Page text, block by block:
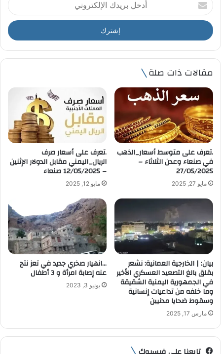
د
خ
ل
ر
د
ا
ل
إ
ل
ك
ر
و
ي
مقالات ذات صلة
.تعرف على متوسط أسعار_الذهب
في صنعاء وعدن الثلاثاء –
27/05/2025
مايو 27, 2025
.تعرف على أسعار صرف
الريال_اليمني مقابل الدولار الإثنين
– 12/05/2025 صنعاء
مايو 12, 2025
بيان: | الخارجية العمانية: نشعر
بقلق بالغ التصعيد العسكري الأخير
في الجمهورية اليمنية الشقيقة
وما خلفه من تداعيات إنسانية
وسقوط ضحايا مدنيين
مارس 17, 2025
…انهيار صخري جديد في تعز نتج
عنه إصابة امرأة و 3 أطفال
يونيو 3, 2023